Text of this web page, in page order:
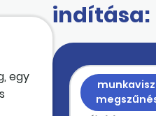
egy
indítása: